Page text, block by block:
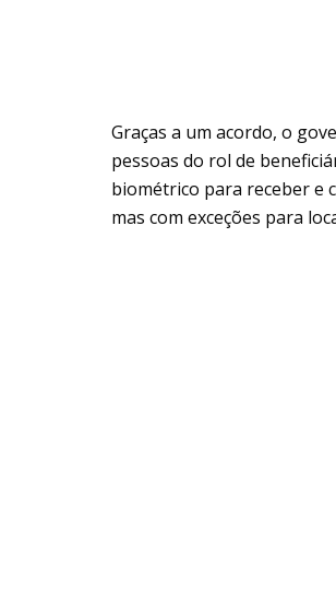
Graças a um acordo, o
pessoas do rol de
biométrico para receber e
mas com exceções para